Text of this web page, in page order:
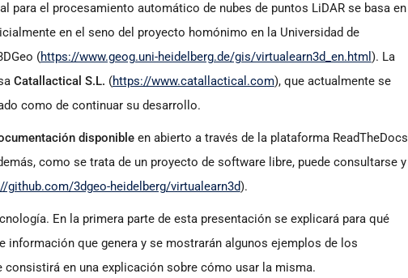
para el procesamiento automático de nubes de puntos LiDAR se basa en
en el seno del proyecto homónimo en la Universidad de
(https://www.geog.uni-heidelberg.de/gis/virtualearn3d_en.html ). La
Catallactical S.L. (https://www.catallactical.com), que actualmente se
como de continuar su desarrollo.
disponibleen abierto a través de la plataforma ReadTheDocs
como se trata de un proyecto de software libre, puede consultarse y
github.com/3dgeo-heidelberg/virtualearn3d).
En la primera parte de esta presentación se explicará para qué
información que genera y se mostrarán algunos ejemplos de los
consistirá en una explicación sobre cómo usar la misma.